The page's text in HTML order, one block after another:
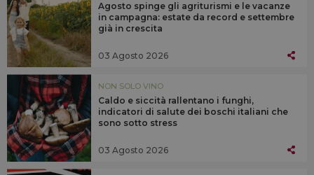
Agosto spinge gli agriturismi e le vacanze
in campagna: estate da record e settembre
già in crescita
03 Agosto 2026
NON SOLO VINO
Caldo e siccità rallentano i funghi,
indicatori di salute dei boschi italiani che
sono sotto stress
03 Agosto 2026